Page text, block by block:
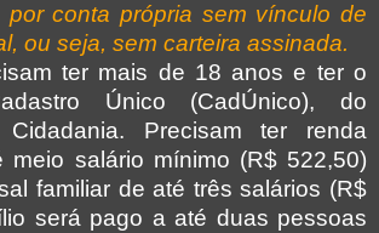
por conta própria sem vínculo de
ou seja, sem carteira assinada.
ter mais de 18 anos e ter o
Único (CadÚnico), do
Precisam ter renda
meio salário mínimo (R$ 522,50)
familiar de até três salários (R$
será pago a até duas pessoas